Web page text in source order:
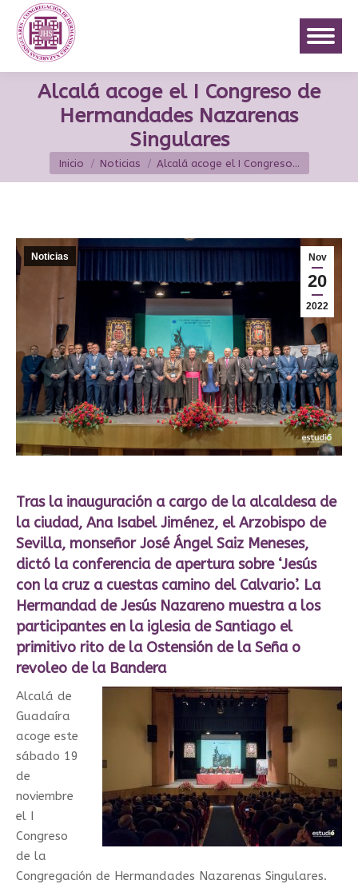
Alcalá acoge el I Congreso ​de
Hermandades Nazarenas
Singulares
Estás aquí:
Inicio Noticias Alcalá acoge el I Congreso…
Nov
20
2022
Noticias
Tras la inauguración a cargo de la alcaldesa de
la ciudad, Ana Isabel Jiménez, el Arzobispo de
Sevilla, monseñor José Ángel Saiz Meneses,
dictó la conferencia de apertura sobre ‘Jesús
con la cruz a cuestas camino del Calvario’. La
Hermandad de Jesús Nazareno muestra a los
participantes en la iglesia de Santiago el
primitivo rito de la Ostensión de la Seña o
revoleo de la Bandera
Alcalá de
Guadaíra
acoge este
sábado 19
de
noviembre
el I
Congreso
de la
Congregación de Hermandades Nazarenas Singulares.